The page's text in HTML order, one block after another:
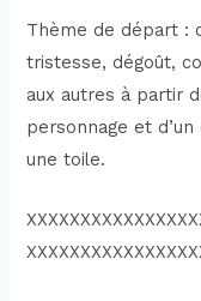
Thème de départ :
tristesse, dégoût,
aux autres à partir
personnage et
une toile.